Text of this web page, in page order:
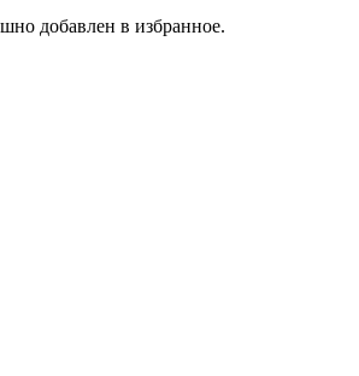
добавлен в избранное.